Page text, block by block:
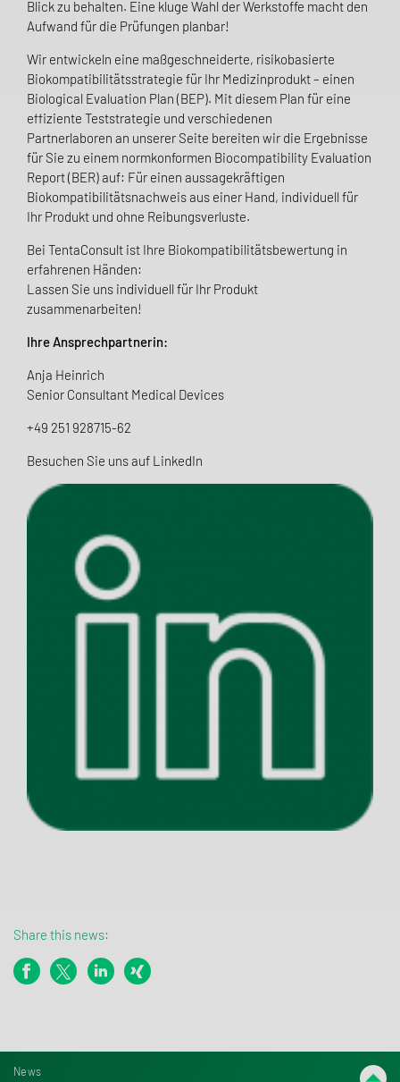
Blick zu behalten. Eine kluge Wahl der Werkstoffe macht den
Aufwand für die Prüfungen planbar!
Wir entwickeln eine maßgeschneiderte, risikobasierte
Biokompatibilitätsstrategie für Ihr Medizinprodukt – einen
Biological Evaluation Plan (BEP). Mit diesem Plan für eine
effiziente Teststrategie und verschiedenen
Partnerlaboren an unserer Seite bereiten wir die Ergebnisse
für Sie zu einem normkonformen Biocompatibility Evaluation
Report (BER) auf: Für einen aussagekräftigen
Biokompatibilitätsnachweis aus einer Hand, individuell für
Ihr Produkt und ohne Reibungsverluste.
Bei TentaConsult ist Ihre Biokompatibilitätsbewertung in
erfahrenen Händen:
Lassen Sie uns individuell für Ihr Produkt
zusammenarbeiten!
Ihre Ansprechpartnerin:
Anja Heinrich
Senior Consultant Medical Devices
+49 251 928715-62
Besuchen Sie uns auf LinkedIn
Share this news:
News